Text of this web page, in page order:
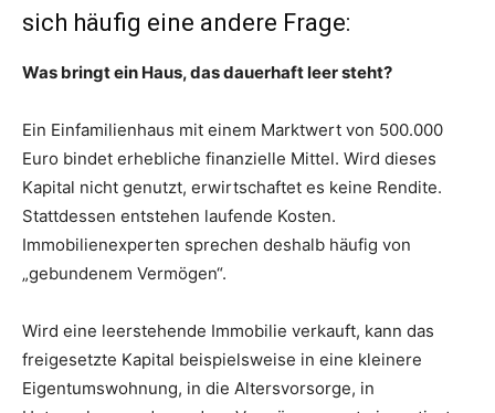
sich häufig eine andere Frage:
Was bringt ein Haus, das dauerhaft leer steht?
Ein Einfamilienhaus mit einem Marktwert von 500.000
Euro bindet erhebliche finanzielle Mittel. Wird dieses
Kapital nicht genutzt, erwirtschaftet es keine Rendite.
Stattdessen entstehen laufende Kosten.
Immobilienexperten sprechen deshalb häufig von
„gebundenem Vermögen“.
Wird eine leerstehende Immobilie verkauft, kann das
freigesetzte Kapital beispielsweise in eine kleinere
Eigentumswohnung, in die Altersvorsorge, in